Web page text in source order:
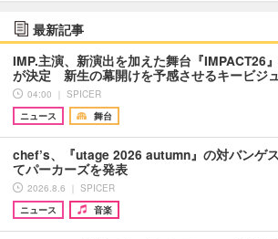
最新記事
IMP.主演、新演出を加えた舞台『IMPACT26
が決定 新生の幕開けを予感させるキービジ
04:00 ｜ SPICER
ニュース
舞台
chef’s、『utage 2026 autumn』の対バンゲ
てパーカーズを発表
2026.8.6 ｜ SPICER
ニュース
音楽